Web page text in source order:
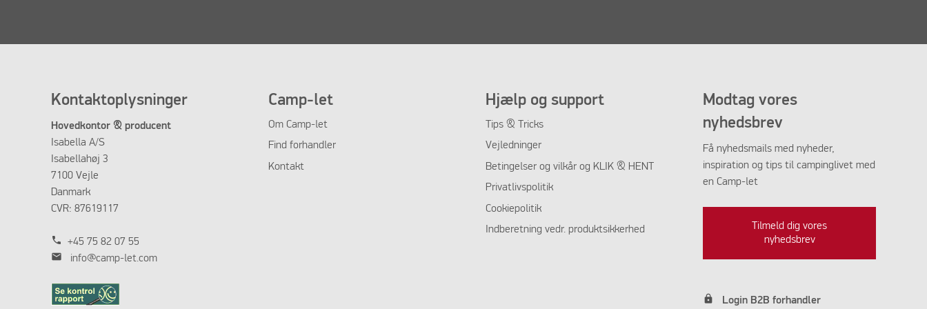
Kontaktoplysninger
Hovedkontor & producent
Isabella A/S
Isabellahøj 3
7100 Vejle
Danmark
CVR: 87619117
phone +45 75 82 07 55
mail info@camp-let.com
Camp-let
Om Camp-let
Find forhandler
Kontakt
Hjælp og support
Tips & Tricks
Vejledninger
Betingelser og vilkår og KLIK & HENT
Privatlivspolitik
Cookiepolitik
Indberetning vedr. produktsikkerhed
Modtag vores
nyhedsbrev
Få nyhedsmails med nyheder,
inspiration og tips til campinglivet med
en Camp-let
Tilmeld dig vores
nyhedsbrev
lock Login B2B forhandler